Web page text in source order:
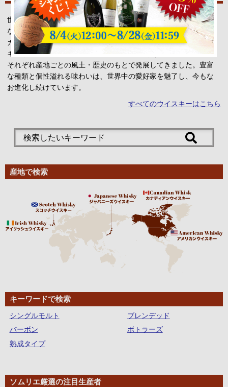
ソムリエ厳選おすすめウィスキー
世界各国で生産され、注目を集めるウイスキー。
なかでもスコッチウイスキー、アイリッシュウイスキー、アメリ
カンウイスキー、カナディアンウイスキー、ジャパニーズウイス
キーが5大ウイスキー産地として知られています。
それぞれ産地ごとの風土・歴史のもとで発展してきました。豊富
な種類と個性溢れる味わいは、世界中の愛好家を魅了し、今もな
お進化し続けています。
すべてのウイスキーはこちら
産地で検索
キーワードで検索
シングルモルト
ブレンデッド
バーボン
ボトラーズ
熟成タイプ
ソムリエ厳選の注目生産者